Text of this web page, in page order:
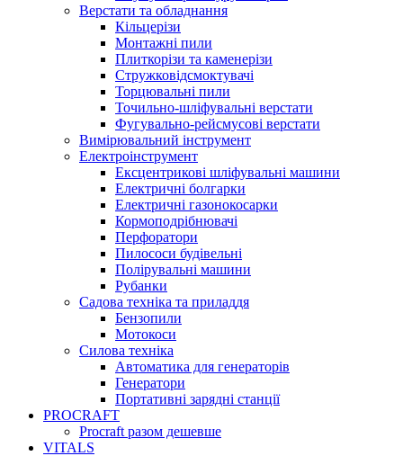
Верстати та обладнання
Кільцерізи
Монтажні пили
Плиткорізи та каменерізи
Стружковідсмоктувачі
Торцювальні пили
Точильно-шліфувальні верстати
Фугувально-рейсмусові верстати
Вимірювальний інструмент
Електроінструмент
Ексцентрикові шліфувальні машини
Електричні болгарки
Електричні газонокосарки
Кормоподрібнювачі
Перфоратори
Пилососи будівельні
Полірувальні машини
Рубанки
Садова техніка та приладдя
Бензопили
Мотокоси
Силова техніка
Автоматика для генераторів
Генератори
Портативні зарядні станції
PROCRAFT
Procraft разом дешевше
VITALS